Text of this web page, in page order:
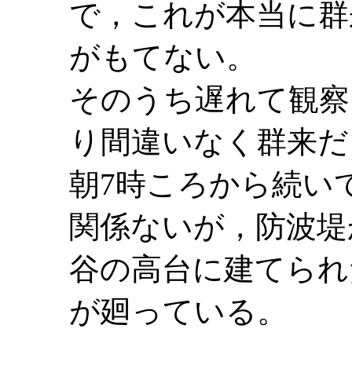
で，これが本当に
がもてない。
そのうち遅れて観
り間違いなく群来
朝7時ころから続い
関係ないが，防波
谷の高台に建てら
が廻っている。